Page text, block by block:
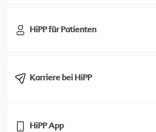
HiPP für Patienten
Karriere bei HiPP
HiPP App